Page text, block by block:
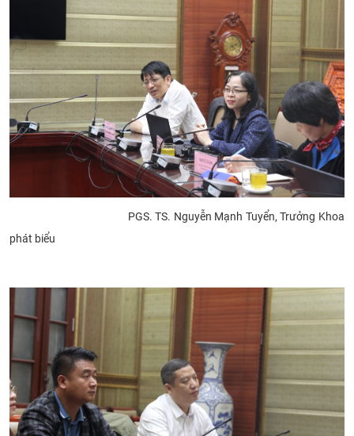
PGS. TS. Nguyễn Mạnh Tuyển, Trưởng Khoa
phát biểu